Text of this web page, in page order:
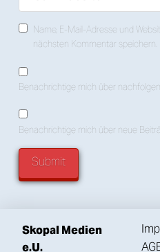
Name, E-Mail-Adresse und
nächsten Kommentar speichern.
Benachrichtige mich über
Benachrichtige mich über neue
Skopal Medien
e.U.